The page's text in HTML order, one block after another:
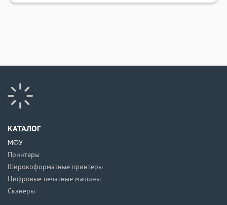
КАТАЛОГ
МФУ
Принтеры
Широкоформатные принтеры
Цифровые печатные машины
Сканеры